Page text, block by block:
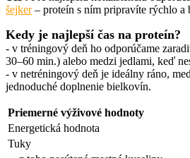
šejker– proteín s ním pripravíte rýchlo a
Kedy je najlepší čas na proteín?
- v tréningový deň ho odporúčame
30–60 min.) alebo medzi jedlami, keď
- v netréningový deň je ideálny ráno,
jednoduché doplnenie bielkovín.
Priemerné výživové hodnoty
Energetická hodnota
Tuky